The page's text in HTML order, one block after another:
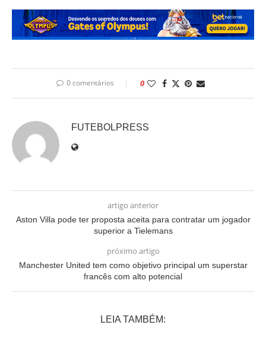
0 comentários 0
FUTEBOLPRESS
artigo anterior
Aston Villa pode ter proposta aceita para contratar um jogador
superior a Tielemans
próximo artigo
Manchester United tem como objetivo principal um superstar
francês com alto potencial
LEIA TAMBÉM: